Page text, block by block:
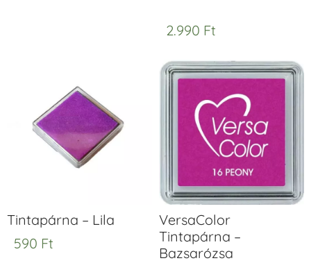
2.990 Ft
Tintapárna – Lila
590 Ft
VersaColor
Tintapárna –
Bazsarózsa